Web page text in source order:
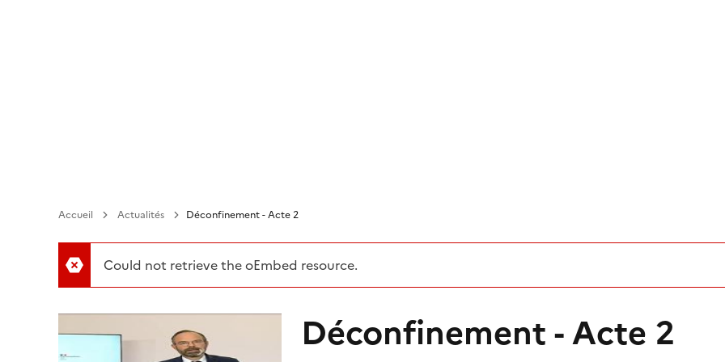
Accueil Actualités ​Déconfinement - Acte 2
Could not retrieve the oEmbed resource.
​Déconfinement - Acte 2